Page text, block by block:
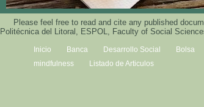
Please feel free to read and cite any published
Politécnica del Litoral, ESPOL, Faculty of Social
Inicio Banca Desarrollo Social Bolsa
mindfulness
Listado de Articulos